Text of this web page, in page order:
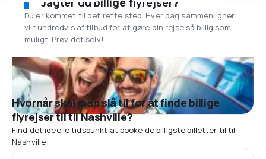
Du er kommet til det rette sted. Hver dag sammenligner
vi hundredvis af tilbud for at gøre din rejse så billig som
muligt. Prøv det selv!
Hvornår skal man slå til for at finde billige
flyrejser til til Nashville?
Find det ideelle tidspunkt at booke de billigste billetter til til
Nashville